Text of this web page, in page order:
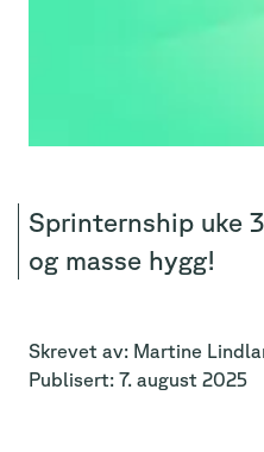
Sprinternship uke
og masse hygg!
Skrevet av: Martine
Publisert: 7. august 2025